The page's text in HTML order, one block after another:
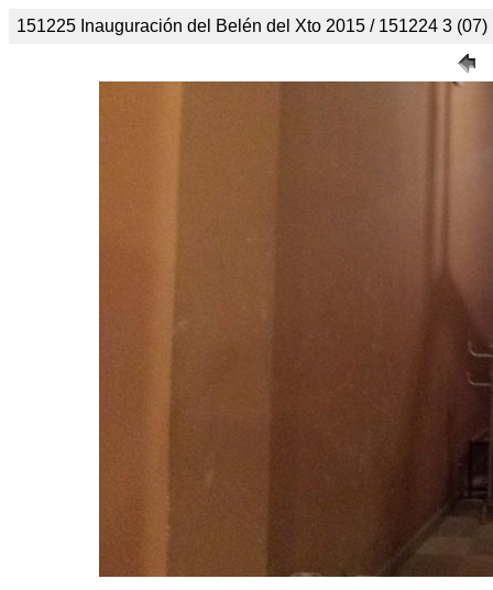
151225 Inauguración del Belén del Xto 2015 / 151224 3